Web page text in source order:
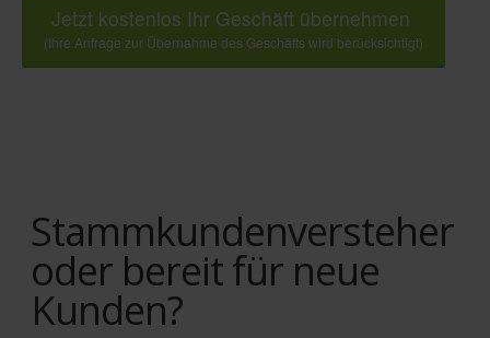
Jetzt kostenlos Ihr Geschäft übernehmen
(Ihre Anfrage zur Übernahme des Geschäfts wird berücksichtigt)
Stammkundenversteher
oder bereit für neue
Kunden?